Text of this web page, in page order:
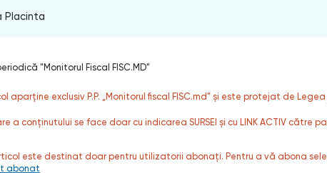
Placinta
"Monitorul Fiscal FISC.MD"
aparține exclusiv P.P. „Monitorul fiscal FISC.md” și este protejat de
a conținutului se face doar cu indicarea SURSEI și cu LINK ACTIV către
este destinat doar pentru utilizatorii abonați. Pentru a vă abona
abonat